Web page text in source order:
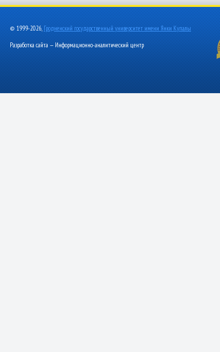
© 1999-2026, Гродненский государственный университет имени Янки Купалы
Разработка сайта — Информационно-аналитический центр